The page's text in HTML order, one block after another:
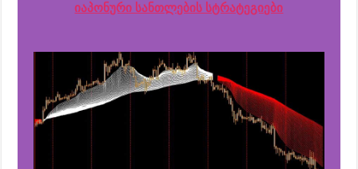
იაპონური სანთლების სტრატეგიები